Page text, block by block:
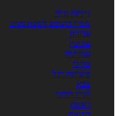
ניירות ערך
ספרי משפט לסטודנטים
עבודה
עונשין
עמותות
פלילי
פשיטת רגל
צבא
קניין רוחני
ראיות